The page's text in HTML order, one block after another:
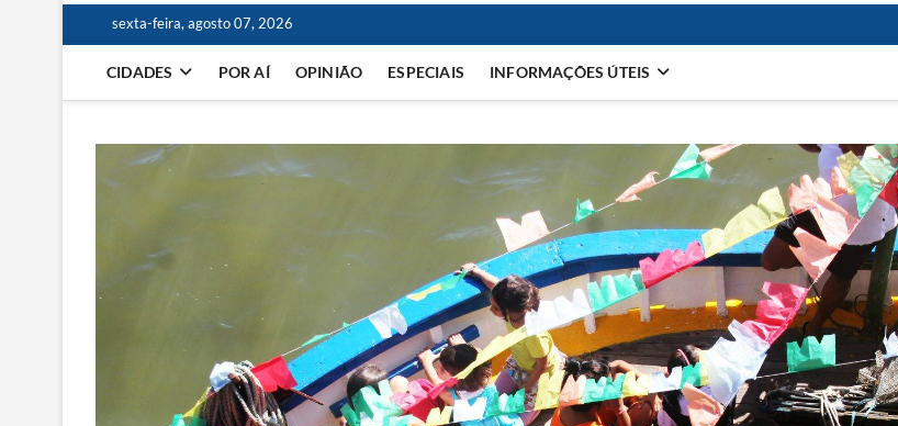
sexta-feira, agosto 07, 2026
CIDADES POR AÍ OPINIÃO ESPECIAIS INFORMAÇÕES ÚTEIS